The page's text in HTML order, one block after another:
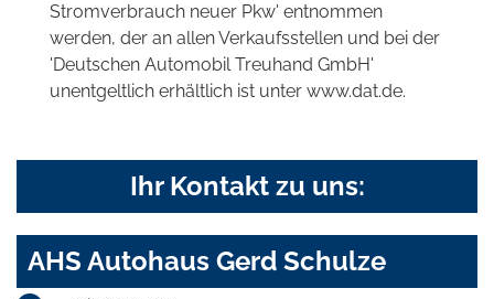
Stromverbrauch neuer Pkw' entnommen
werden, der an allen Verkaufsstellen und bei der
'Deutschen Automobil Treuhand GmbH'
unentgeltlich erhältlich ist unter www.dat.de.
Ihr Kontakt zu uns:
AHS Autohaus Gerd Schulze